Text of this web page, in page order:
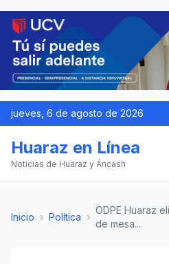
jueves, 6 de agosto de 2026
Huaraz en Línea
Noticias de Huaraz y Áncash
Inicio › Política ›
ODPE Huaraz
de mesa...